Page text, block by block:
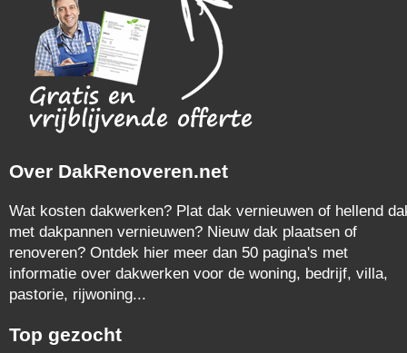
Over DakRenoveren.net
Wat kosten dakwerken? Plat dak vernieuwen of hellend
met dakpannen vernieuwen? Nieuw dak plaatsen of
renoveren? Ontdek hier meer dan 50 pagina's met
informatie over dakwerken voor de woning, bedrijf, villa,
pastorie, rijwoning...
Top gezocht